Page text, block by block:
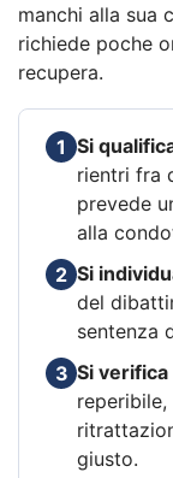
manchi alla sua
richiede poche
recupera.
1 Si
rientri fra
prevede
alla
2 Si
del
sentenza
3 Si
giusto.